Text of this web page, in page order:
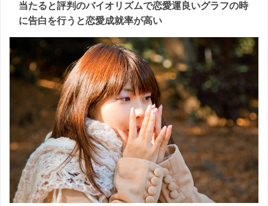
当たると評判のバイオリズムで恋愛運良いグラフの時
に告白を行うと恋愛成就率が高い